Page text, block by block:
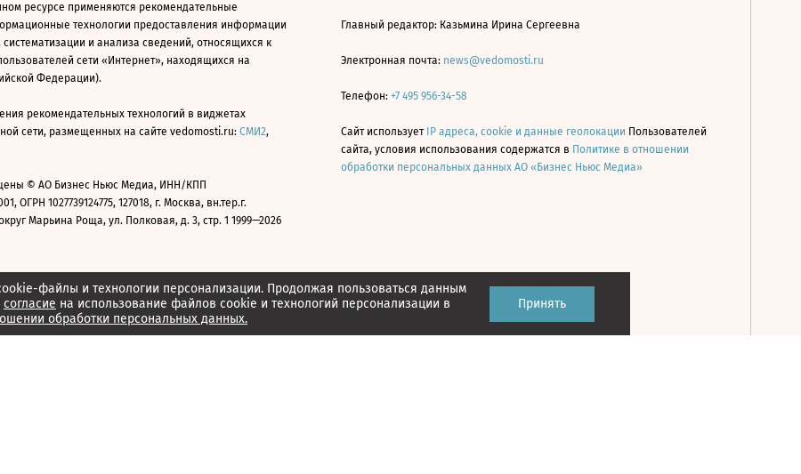
файлы и технологии персонализации. Продолжая пользоваться данным
согласие на использование файлов cookie и технологий персонализации в
обработки персональных данных.
Принять
ресурсе применяются рекомендательные
технологии предоставления информации
и анализа сведений, относящихся к
сети «Интернет», находящихся на
Федерации).
рекомендательных технологий в виджетах
сети, размещенных на сайте vedomosti.ru: СМИ2,
© АО Бизнес Ньюс Медиа, ИНН/КПП
ОГРН 1027739124775, 127018, г. Москва, вн.тер.г.
Марьина Роща, ул. Полковая, д. 3, стр. 1 1999—2026
Главный редактор: Казьмина Ирина Сергеевна
Электронная почта: news@vedomosti.ru
Телефон: +7 495 956-34-58
Сайт использует IP адреса, cookie и данные геолокации Пользователей
сайта, условия использования содержатся в Политике в отношении
обработки персональных данных АО «Бизнес Ньюс Медиа»